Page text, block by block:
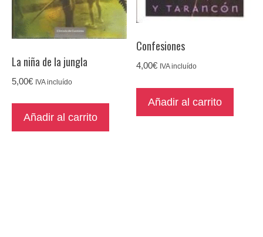
La niña de la jungla
5,00€ IVA incluído
Añadir al carrito
Confesiones
4,00€ IVA incluído
Añadir al carrito